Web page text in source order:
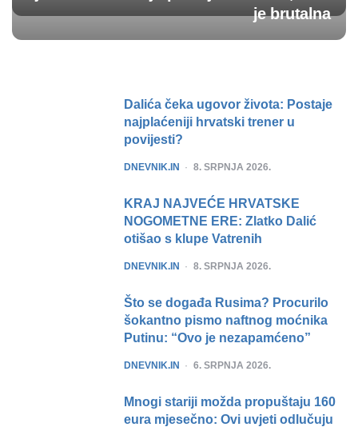
Post
je brutalna
Dalića čeka ugovor života: Postaje
najplaćeniji hrvatski trener u
povijesti?
POSTED
DNEVNIK.IN 8. SRPNJA 2026.
KRAJ NAJVEĆE HRVATSKE
NOGOMETNE ERE: Zlatko Dalić
otišao s klupe Vatrenih
POSTED
DNEVNIK.IN 8. SRPNJA 2026.
Što se događa Rusima? Procurilo
šokantno pismo naftnog moćnika
Putinu: “Ovo je nezapamćeno”
POSTED
DNEVNIK.IN 6. SRPNJA 2026.
Mnogi stariji možda propuštaju 160
eura mjesečno: Ovi uvjeti odlučuju